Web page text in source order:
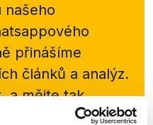
našeho
přinášíme
článků a analýz.
a mějte tak
a